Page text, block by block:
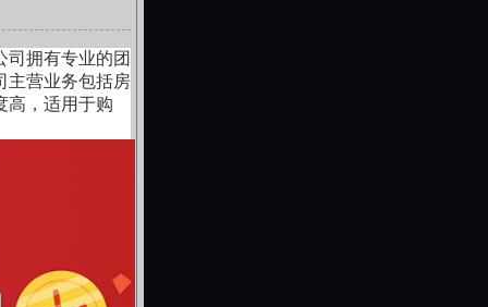
，银行先放
传统模式
底，抵押手
司拥有专业的团
主营业务包括房
高，适用于购